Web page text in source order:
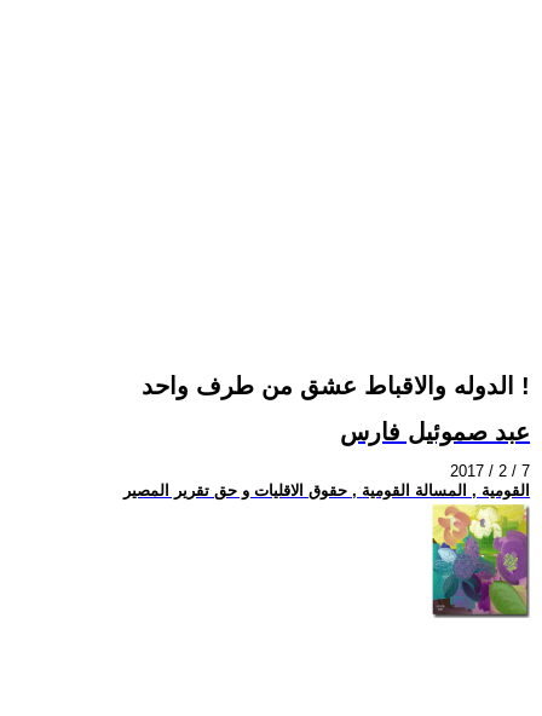
الدوله والاقباط عشق من طرف واحد !
عبد صموئيل فارس
2017 / 2 / 7
القومية , المسالة القومية , حقوق الاقليات و حق تقرير المصير